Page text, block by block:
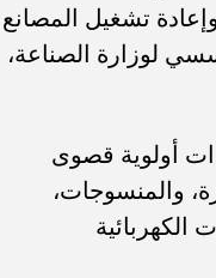
تشغيل المصانع
لوزارة الصناعة،
أولوية قصوى
والمنسوجات،
الكهربائية